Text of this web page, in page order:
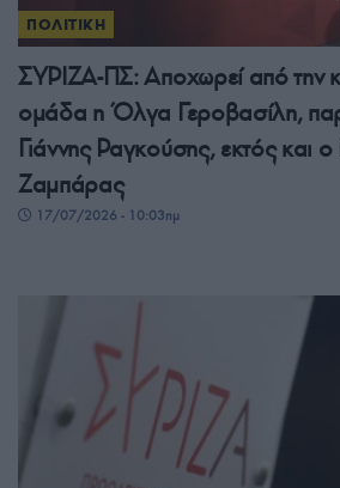
ΠΟΛΙΤΙΚΗ
ΣΥΡΙΖΑ-ΠΣ: Αποχωρεί από την
ομάδα η Όλγα Γεροβασίλη,
Γιάννης Ραγκούσης, εκτός και
Ζαμπάρας
17/07/2026 - 10:03πμ